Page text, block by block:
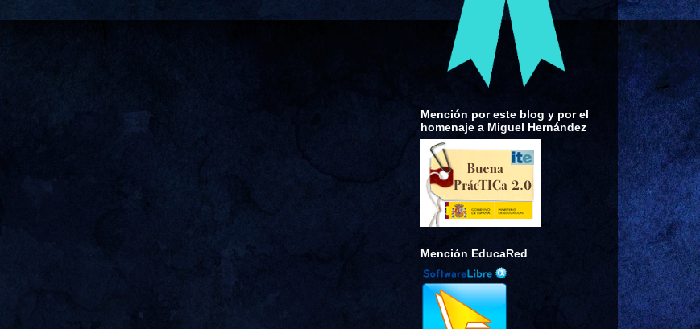
Mención por este blog y por el
homenaje a Miguel Hernández
Mención EducaRed